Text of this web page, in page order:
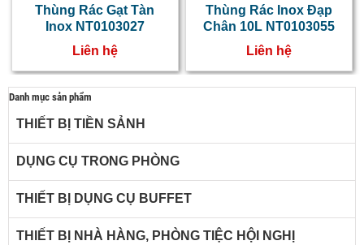
Thùng Rác Gạt Tàn
Inox NT0103027
Liên hệ
Thùng Rác Inox Đạp
Chân 10L NT0103055
Liên hệ
Danh mục sản phẩm
THIẾT BỊ TIỀN SẢNH
DỤNG CỤ TRONG PHÒNG
THIẾT BỊ DỤNG CỤ BUFFET
THIẾT BỊ NHÀ HÀNG, PHÒNG TIỆC HỘI NGHỊ